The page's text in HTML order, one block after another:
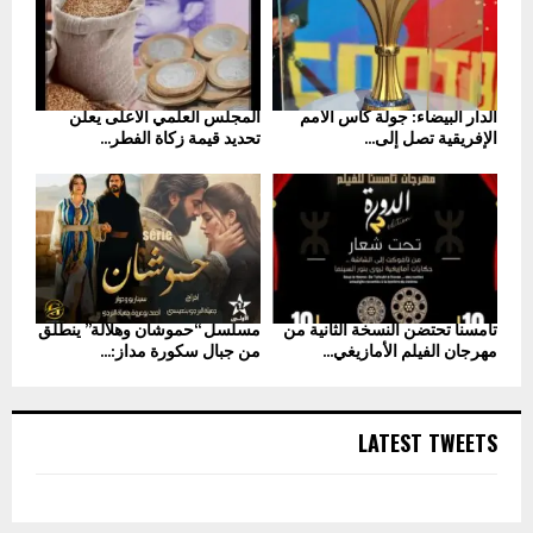
المجلس العلمي الأعلى يعلن
تحديد قيمة زكاة الفطر...
الدار البيضاء: جولة كأس الأمم
الإفريقية تصل إلى...
مسلسل “حموشان وهلالة” ينطلق
من جبال سكورة مداز:...
تامسنا تحتضن النسخة الثانية من
مهرجان الفيلم الأمازيغي...
LATEST TWEETS